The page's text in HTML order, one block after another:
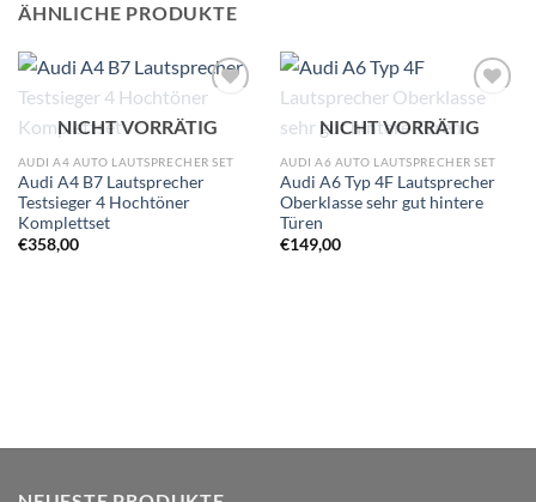
ÄHNLICHE PRODUKTE
Wunschliste
NICHT VORRÄTIG
AUDI A4 AUTO LAUTSPRECHER SET
Audi A4 B7 Lautsprecher
Testsieger 4 Hochtöner
Komplettset
€358,00
Wunschliste
NICHT VORRÄTIG
AUDI A6 AUTO LAUTSPRECHER SET
Audi A6 Typ 4F Lautsprecher
Oberklasse sehr gut hintere
Türen
€149,00